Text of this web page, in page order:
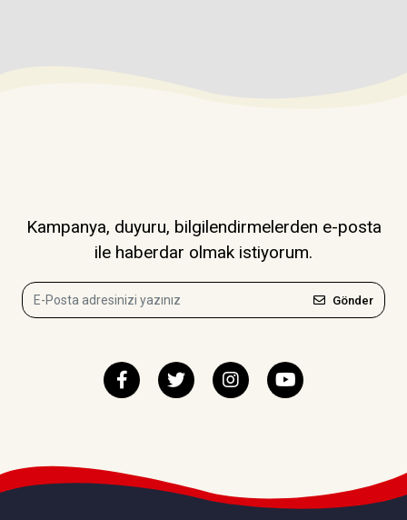
Kampanya, duyuru, bilgilendirmelerden e-posta
ile haberdar olmak istiyorum.
Gönder